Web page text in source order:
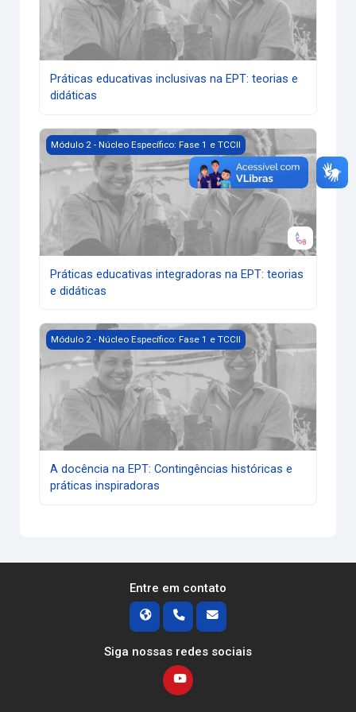
Práticas educativas inclusivas na EPT: teorias e
didáticas
Práticas educativas integradoras na EPT: teorias e
Módulo 2 - Núcleo Específico: Fase 1 e TCCII
Práticas educativas integradoras na EPT: teorias
e didáticas
A docência na EPT: Contingências históricas e práticas
Módulo 2 - Núcleo Específico: Fase 1 e TCCII
A docência na EPT: Contingências históricas e
práticas inspiradoras
Entre em contato
Siga nossas redes sociais